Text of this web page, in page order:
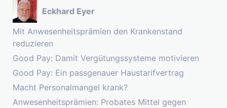
Eckhard Eyer
Mit Anwesenheitsprämien den Krankenstand
reduzieren
Good Pay: Damit Vergütungssysteme motivieren
Good Pay: Ein passgenauer Haustarifvertrag
Macht Personalmangel krank?
Anwesenheitsprämien: Probates Mittel gegen